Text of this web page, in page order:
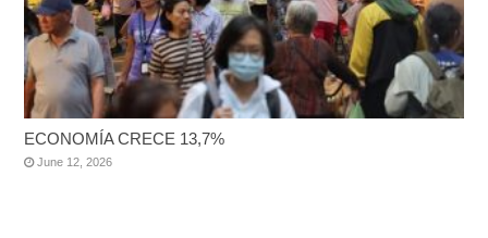
ECONOMÍA CRECE 13,7%
June 12, 2026